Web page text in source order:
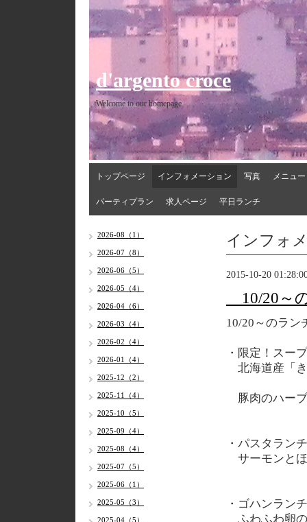
d'argento croce
Welcome to our homepage
トップページ インフォメーション 写真 メニュー
パーティプラン 求人ページ 平日ランチ
インフォ
2015-10-20
10/20～
10/20～のラン
・限定！スー
北海道産「
豚肉のハー
・パスタランチ
サーモンと
・ゴハンランチ
ふわふわ卵
2026-08（1）
2026-07（8）
2026-06（5）
2026-05（4）
2026-04（6）
2026-03（4）
2026-02（4）
2026-01（4）
2025-12（2）
2025-11（4）
2025-10（5）
2025-09（4）
2025-08（4）
2025-07（5）
2025-06（1）
2025-05（3）
2025-04（5）